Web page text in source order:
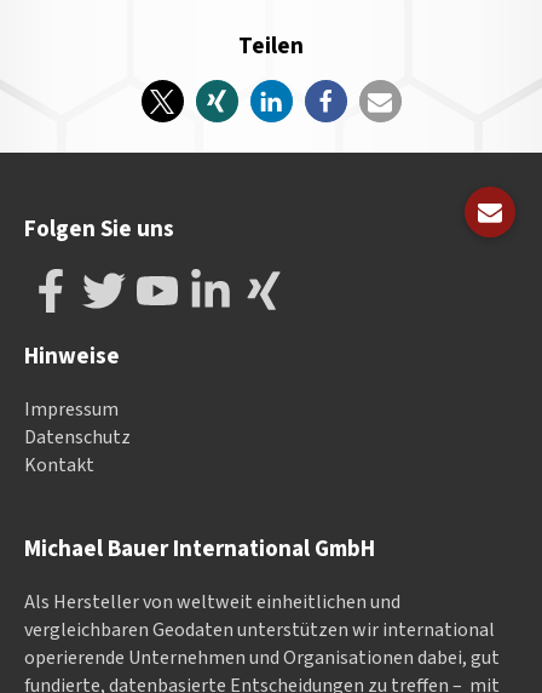
Teilen
Michael Bauer International GmbH
Als Hersteller von weltweit einheitlichen und
vergleichbaren Geodaten un­ter­stüt­zen wir in­ter­na­tional
ope­rieren­de Un­ter­neh­men und Or­ga­nisa­tionen dabei, gut
fundierte, datenbasierte Entscheidungen zu treffen – mit
Folgen Sie uns
Hinweise
Impressum
Datenschutz
Kontakt